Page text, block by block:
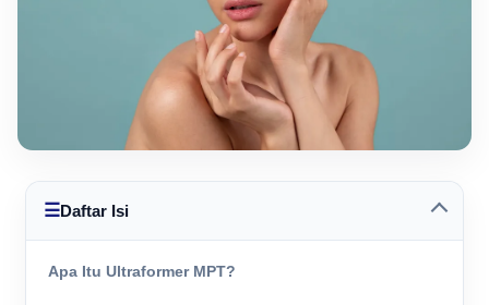
☰Daftar Isi
Apa Itu Ultraformer MPT?